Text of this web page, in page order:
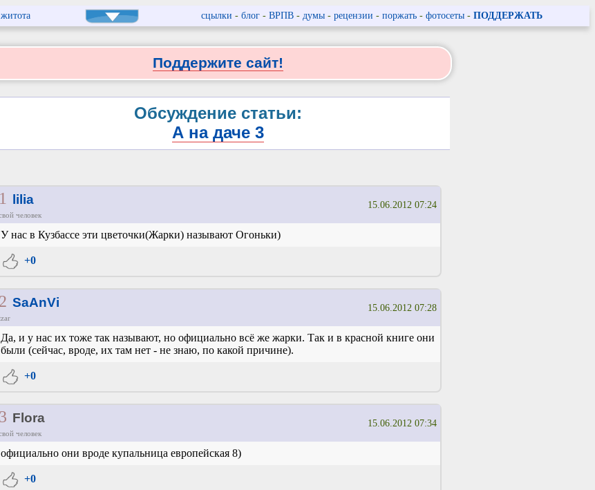
житота сцылки - блог- ВРПВ- думы- рецензии - поржать- фотосеты - ПОДДЕРЖАТЬ
Поддержите сайт!
Обсуждение статьи:
А на даче 3
1 lilia
человек
15.06.2012 07:24
У нас в Кузбассе эти цветочки(Жарки) называют Огоньки)
+0
2 SaAnVi 15.06.2012 07:28
Да, и у нас их тоже так называют, но официально всё же жарки. Так и в красной книге они
были (сейчас, вроде, их там нет - не знаю, по какой причине).
+0
3 Flora
человек
15.06.2012 07:34
официально они вроде купальница европейская 8)
+0